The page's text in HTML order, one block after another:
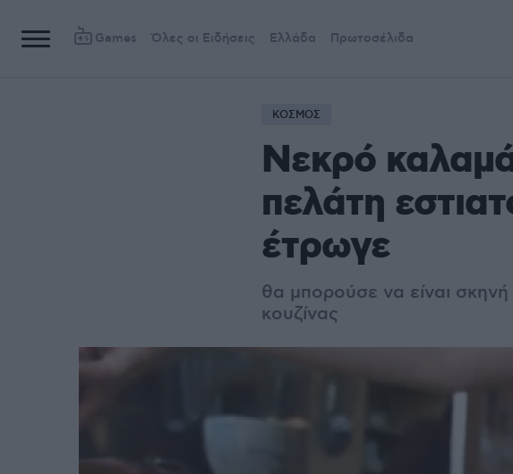
Games Όλες οι Ειδήσεις Ελλάδα Πρωτοσέλιδα
ΚΟΣΜΟΣ
Νεκρό
πελάτη
έτρωγε
θα μπορούσε να είναι σκηνή
κουζίνας